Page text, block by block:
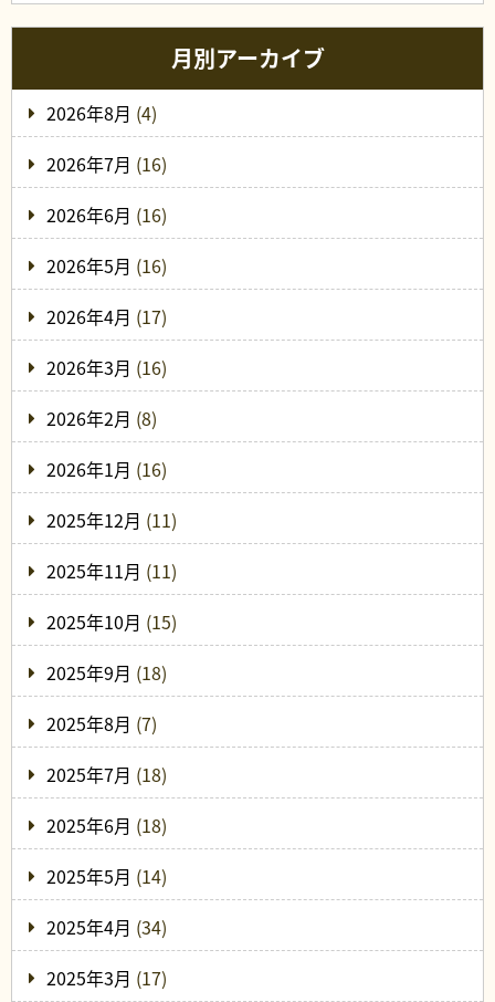
月別アーカイブ
2026年8月 (4)
2026年7月 (16)
2026年6月 (16)
2026年5月 (16)
2026年4月 (17)
2026年3月 (16)
2026年2月 (8)
2026年1月 (16)
2025年12月 (11)
2025年11月 (11)
2025年10月 (15)
2025年9月 (18)
2025年8月 (7)
2025年7月 (18)
2025年6月 (18)
2025年5月 (14)
2025年4月 (34)
2025年3月 (17)